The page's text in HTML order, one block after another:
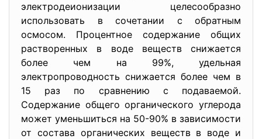
электродеионизации целесообразно
использовать в сочетании с обратным
осмосом. Процентное содержание общих
растворенных в воде веществ снижается
более чем на 99%, удельная
электропроводность снижается более чем в
15 раз по сравнению с подаваемой.
Содержание общего органического углерода
может уменьшиться на 50-90% в зависимости
от состава органических веществ в воде и